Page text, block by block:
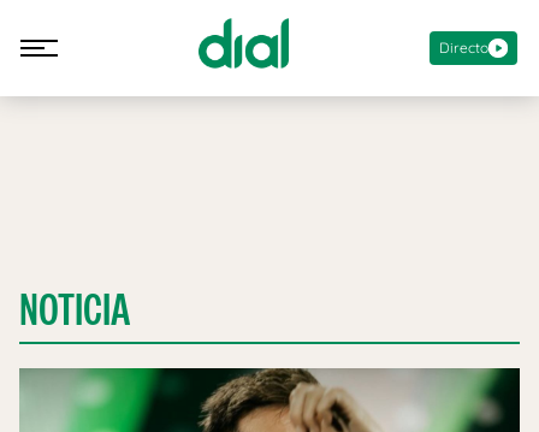
Directo
NOTICIA